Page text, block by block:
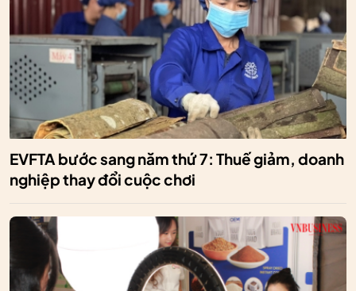
EVFTA bước sang năm thứ 7: Thuế giảm, doanh
nghiệp thay đổi cuộc chơi